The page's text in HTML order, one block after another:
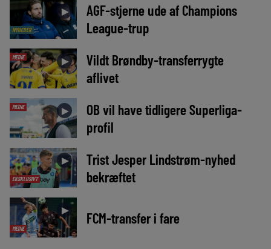
NYHEDER
►
AGF-stjerne ude af Champions
League-trup
MEDIE ►
Vildt Brøndby-transferrygte
aflivet
MEDIE ►
OB vil have tidligere Superliga-
profil
EKSKLUSIVT
►
Trist Jesper Lindstrøm-nyhed
bekræftet
MEDIE
► FCM-transfer i fare